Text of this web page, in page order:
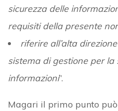
sicurezza delle
requisiti della presente
riferire all’alta
sistema di gestione per la
informazioni”.
Magari il primo punto